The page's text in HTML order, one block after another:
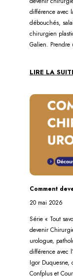
différence avec
débouchés,
chirurgien
Galien.
LIRE LA
Comment
20 mai 2026
Série « Tout
devenir
urologue,
différence avec
Igor Duquesne,
Confplus et